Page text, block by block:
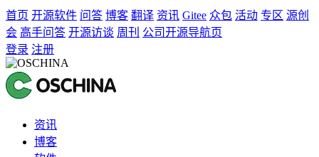
首页 开源软件 问答 博客 翻译 资讯 Gitee 众包 活动 专区 源创
会 高手问答 开源访谈 周刊 公司开源导航页
登录 注册
资讯
博客